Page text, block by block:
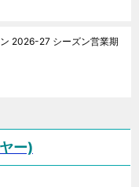
2026-27 シーズン営業期
ー)